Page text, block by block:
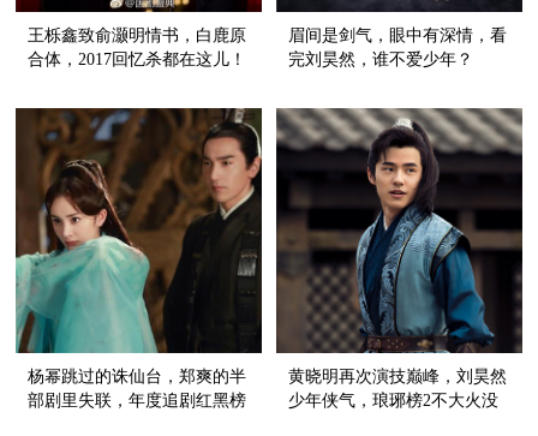
王栎鑫致俞灏明情书，白鹿原
合体，2017回忆杀都在这儿！
眉间是剑气，眼中有深情，看
完刘昊然，谁不爱少年？
杨幂跳过的诛仙台，郑爽的半
部剧里失联，年度追剧红黑榜
黄晓明再次演技巅峰，刘昊然
少年侠气，琅琊榜2不大火没